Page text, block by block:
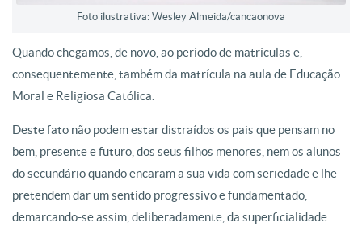
Foto ilustrativa: Wesley Almeida/cancaonova
Quando chegamos, de novo, ao período de matrículas e,
consequentemente, também da matrícula na aula de Educação
Moral e Religiosa Católica.
Deste fato não podem estar distraídos os pais que pensam no
bem, presente e futuro, dos seus filhos menores, nem os alunos
do secundário quando encaram a sua vida com seriedade e lhe
pretendem dar um sentido progressivo e fundamentado,
demarcando-se assim, deliberadamente, da superficialidade